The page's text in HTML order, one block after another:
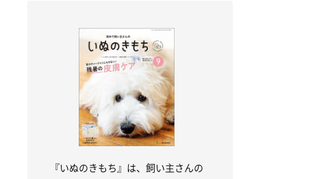
『いぬのきもち』は、飼い主さんの